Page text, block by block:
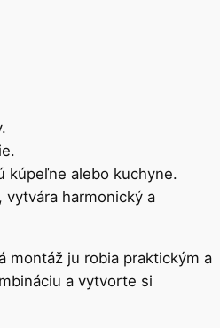
kúpeľne alebo kuchyne.
harmonický a
montáž ju robia praktickým a
a vytvorte si